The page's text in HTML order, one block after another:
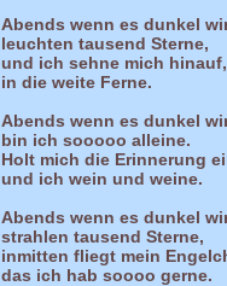
Abends wenn es dunkel
leuchten tausend Sterne,
und ich sehne mich hinauf,
in die weite Ferne.
Abends wenn es dunkel
bin ich sooooo alleine.
Holt mich die Erinnerung
und ich wein und weine.
Abends wenn es dunkel
strahlen tausend Sterne,
inmitten fliegt mein
das ich hab soooo gerne.